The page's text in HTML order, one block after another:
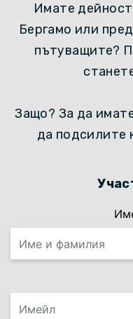
Имате
Бергамо или
пътуващите?
Защо? За да
да подсилите